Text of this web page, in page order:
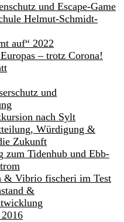
und Escape-Game
Helmut-Schmidt-
auf“ 2022
– trotz Corona!
und
nach Sylt
Würdigung &
Zukunft
zum Tidenhub und Ebb-
& Vibrio fischeri im Test
&